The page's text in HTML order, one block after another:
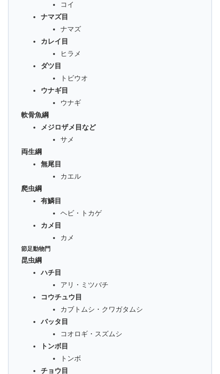
コイ
ナマズ目
ナマズ
カレイ目
ヒラメ
ダツ目
トビウオ
ウナギ目
ウナギ
軟骨魚綱
メジロザメ目など
サメ
両生綱
無尾目
カエル
爬虫綱
有鱗目
ヘビ・トカゲ
カメ目
カメ
節足動物門
昆虫綱
ハチ目
アリ・ミツバチ
コウチュウ目
カブトムシ・クワガタムシ
バッタ目
コオロギ・スズムシ
トンボ目
トンボ
チョウ目